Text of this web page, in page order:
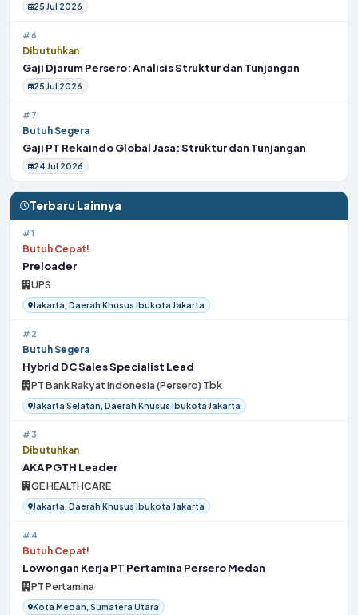
25 Jul 2026
#6
Dibutuhkan
Gaji Djarum Persero: Analisis Struktur dan Tunjangan
25 Jul 2026
#7
Butuh Segera
Gaji PT Rekaindo Global Jasa: Struktur dan Tunjangan
24 Jul 2026
Terbaru Lainnya
#1
Butuh Cepat!
Preloader
UPS
Jakarta, Daerah Khusus Ibukota Jakarta
#2
Butuh Segera
Hybrid DC Sales Specialist Lead
PT Bank Rakyat Indonesia (Persero) Tbk
Jakarta Selatan, Daerah Khusus Ibukota Jakarta
#3
Dibutuhkan
AKA PGTH Leader
GE HEALTHCARE
Jakarta, Daerah Khusus Ibukota Jakarta
#4
Butuh Cepat!
Lowongan Kerja PT Pertamina Persero Medan
PT Pertamina
Kota Medan, Sumatera Utara